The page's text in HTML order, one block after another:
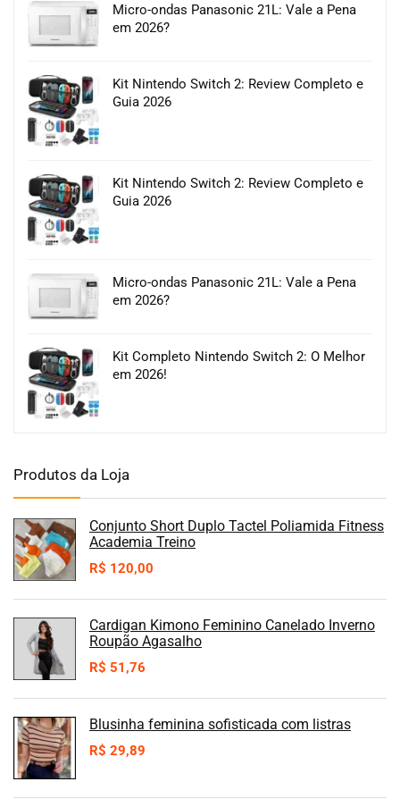
Micro-ondas Panasonic 21L: Vale a Pena
em 2026?
Kit Nintendo Switch 2: Review Completo e
Guia 2026
Kit Nintendo Switch 2: Review Completo e
Guia 2026
Micro-ondas Panasonic 21L: Vale a Pena
em 2026?
Kit Completo Nintendo Switch 2: O Melhor
em 2026!
Produtos da Loja
Conjunto Short Duplo Tactel Poliamida Fitness
Academia Treino
R$ 120,00
Cardigan Kimono Feminino Canelado Inverno
Roupão Agasalho
R$ 51,76
Blusinha feminina sofisticada com listras
R$ 29,89